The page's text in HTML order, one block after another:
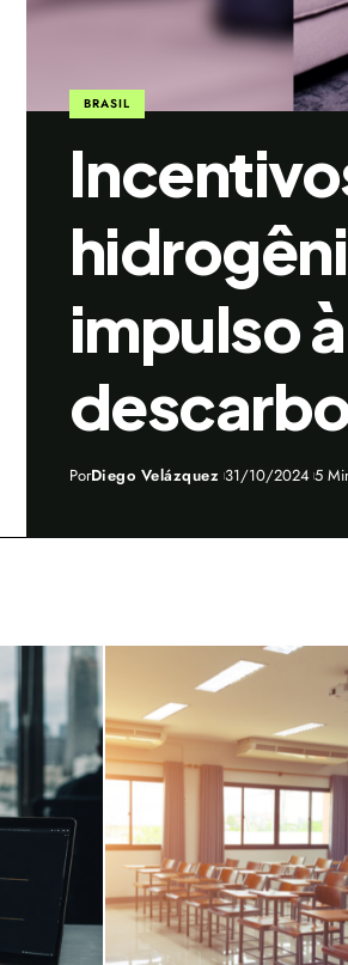
BRASIL
impulso à
PorDiego Velázquez 31/10/2024 5